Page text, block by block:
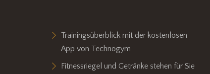
Trainingsüberblick mit der kostenlosen
App von Technogym
Fitnessriegel und Getränke stehen für Sie